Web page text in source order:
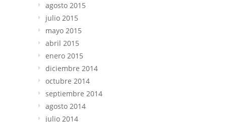
agosto 2015
julio 2015
mayo 2015
abril 2015
enero 2015
diciembre 2014
octubre 2014
septiembre 2014
agosto 2014
julio 2014